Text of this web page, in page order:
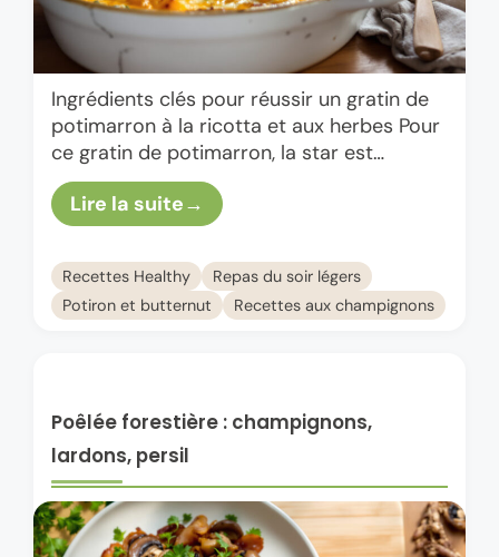
Ingrédients clés pour réussir un gratin de
potimarron à la ricotta et aux herbes Pour
ce gratin de potimarron, la star est
évidemment le potimarron. Sa chair dense
et sucrée …
Lire la suite
Recettes Healthy
Repas du soir légers
Potiron et butternut
Recettes aux champignons
Poêlée forestière : champignons,
lardons, persil